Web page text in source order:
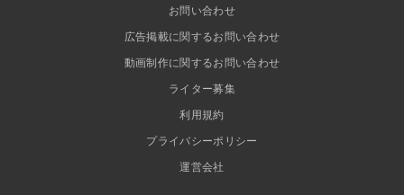
お問い合わせ
広告掲載に関するお問い合わせ
動画制作に関するお問い合わせ
ライター募集
利用規約
プライバシーポリシー
運営会社